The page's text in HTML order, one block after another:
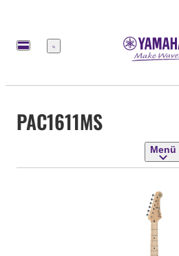
Menü
PAC1611MS
Menü